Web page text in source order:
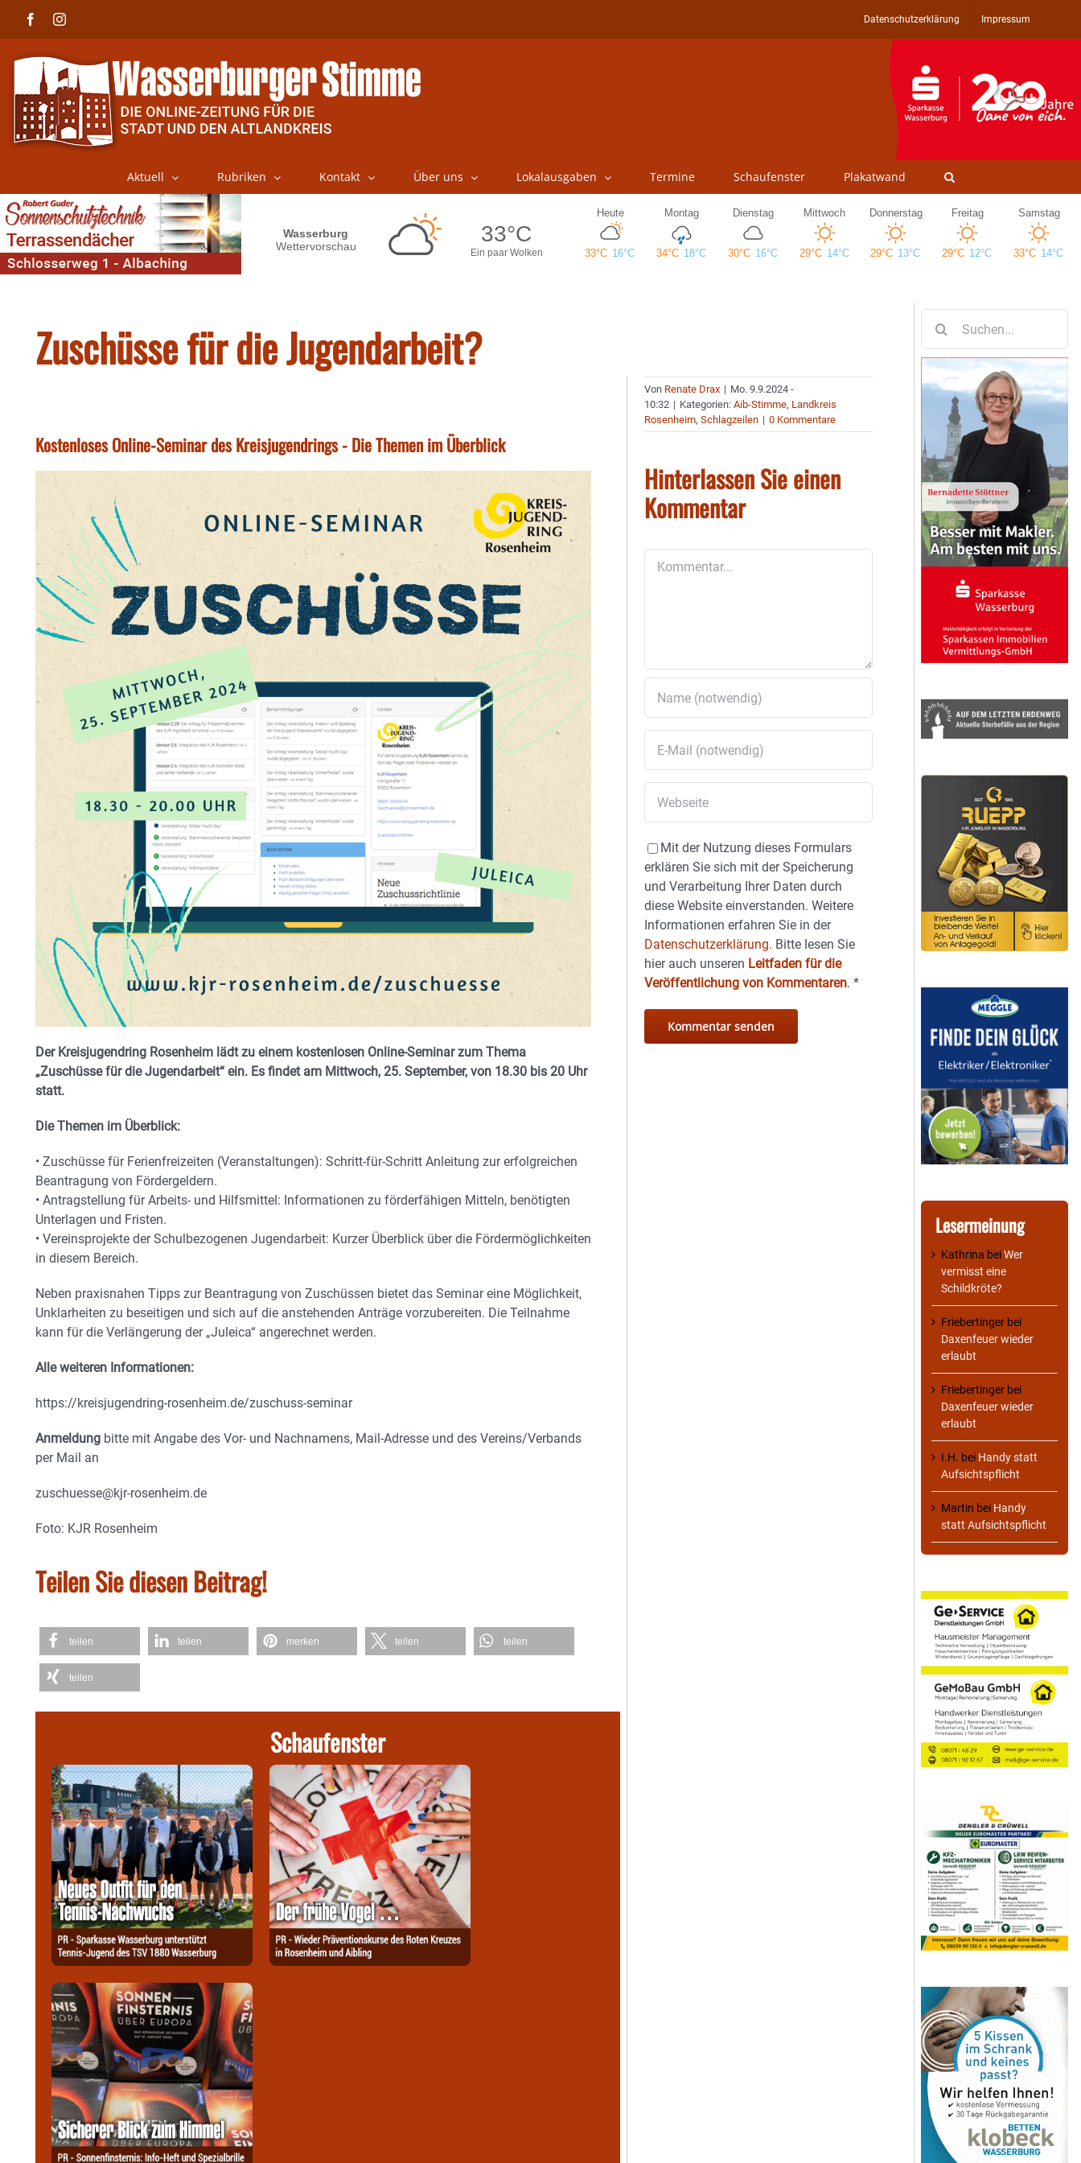
FacebookInstagram Datenschutzerklärung Impressum
Aktuell Rubriken Kontakt Über uns Lokalausgaben Termine Schaufenster Plakatwand
Zuschüsse für die Jugendarbeit?
Kostenloses Online-Seminar des Kreisjugendrings - Die Themen im Überblick
Der Kreisjugendring Rosenheim lädt zu einem kostenlosen Online-Seminar zum Thema
„Zuschüsse für die Jugendarbeit“ ein. Es findet am Mittwoch, 25. September, von 18.30 bis 20 Uhr
statt.
Die Themen im Überblick:
• Zuschüsse für Ferienfreizeiten (Veranstaltungen): Schritt-für-Schritt Anleitung zur erfolgreichen
Beantragung von Fördergeldern.
• Antragstellung für Arbeits- und Hilfsmittel: Informationen zu förderfähigen Mitteln, benötigten
Unterlagen und Fristen.
• Vereinsprojekte der Schulbezogenen Jugendarbeit: Kurzer Überblick über die Fördermöglichkeiten
in diesem Bereich.
Neben praxisnahen Tipps zur Beantragung von Zuschüssen bietet das Seminar eine Möglichkeit,
Unklarheiten zu beseitigen und sich auf die anstehenden Anträge vorzubereiten. Die Teilnahme
kann für die Verlängerung der „Juleica“ angerechnet werden.
Alle weiteren Informationen:
https://kreisjugendring-rosenheim.de/zuschuss-seminar
Anmeldung bitte mit Angabe des Vor- und Nachnamens, Mail-Adresse und des Vereins/Verbands
per Mail an
zuschuesse@kjr-rosenheim.de
Foto: KJR Rosenheim
Teilen Sie diesen Beitrag!
teilen teilen merken teilen teilen
teilen
Schaufenster
Von Renate Drax | Mo. 9.9.2024 -
10:32 | Kategorien:Aib-Stimme, Landkreis
Rosenheim,Schlagzeilen | 0 Kommentare
Hinterlassen Sie einen
Kommentar
Mit der Nutzung dieses Formulars
erklären Sie sich mit der Speicherung
und Verarbeitung Ihrer Daten durch
diese Website einverstanden. Weitere
Informationen erfahren Sie in der
Datenschutzerklärung. Bitte lesen Sie
hier auch unseren Leitfaden für die
Veröffentlichung von Kommentaren.*
nach:
Lesermeinung
Kathrina beiWer
vermisst eine
Schildkröte?
Friebertinger bei
Daxenfeuer wieder
erlaubt
Friebertinger bei
Daxenfeuer wieder
erlaubt
I.H. bei Handy statt
Aufsichtspflicht
Martin bei Handy
statt Aufsichtspflicht